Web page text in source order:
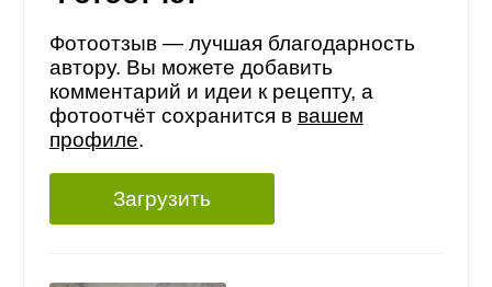
Фотоотзыв — лучшая благодарность
автору. Вы можете добавить
комментарий и идеи к рецепту, а
фотоотчёт сохранится в вашем
профиле.
Загрузить